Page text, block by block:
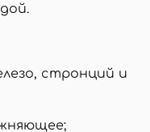
стронций и